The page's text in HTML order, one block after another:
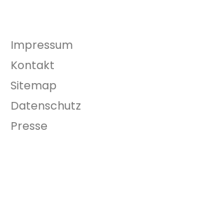
Impressum
Kontakt
Sitemap
Datenschutz
Presse